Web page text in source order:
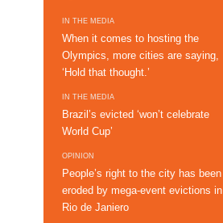
IN THE MEDIA
When it comes to hosting the
Olympics, more cities are saying,
‘Hold that thought.’
IN THE MEDIA
Brazil’s evicted ‘won’t celebrate
World Cup’
OPINION
People’s right to the city has been
eroded by mega-event evictions in
Rio de Janiero